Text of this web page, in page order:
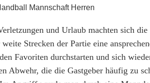
und Urlaub machten sich
Strecken der Partie eine
Favoriten durchstarten und sich
Abwehr, die die Gastgeber häufig zu